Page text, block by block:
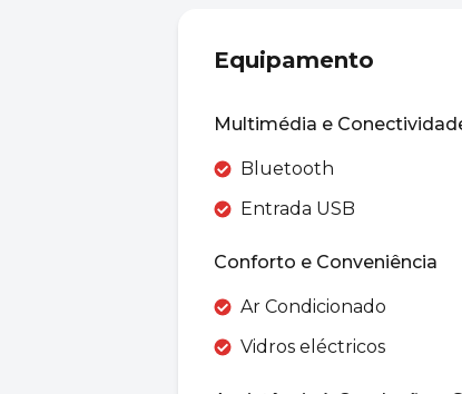
Equipamento
Multimédia e
Bluetooth
Entrada USB
Conforto e Conveniência
Ar Condicionado
Vidros eléctricos